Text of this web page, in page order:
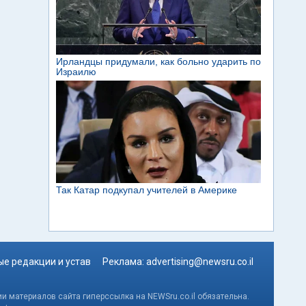
редакции и устав Реклама: advertising@newsru.co.il
сайта гиперссылка на NEWSru.co.il обязательна.